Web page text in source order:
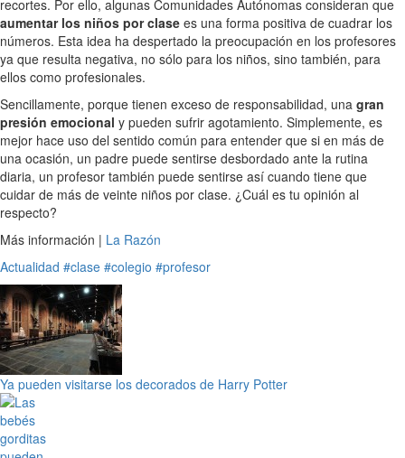
recortes. Por ello, algunas Comunidades Autónomas consideran que
aumentar los niños por clase es una forma positiva de cuadrar los
números. Esta idea ha despertado la preocupación en los profesores
ya que resulta negativa, no sólo para los niños, sino también, para
ellos como profesionales.
Sencillamente, porque tienen exceso de responsabilidad, una gran
presión emocional y pueden sufrir agotamiento. Simplemente, es
mejor hace uso del sentido común para entender que si en más de
una ocasión, un padre puede sentirse desbordado ante la rutina
diaria, un profesor también puede sentirse así cuando tiene que
cuidar de más de veinte niños por clase. ¿Cuál es tu opinión al
respecto?
Más información | La Razón
Actualidad #clase #colegio #profesor
Ya pueden visitarse los decorados de Harry Potter